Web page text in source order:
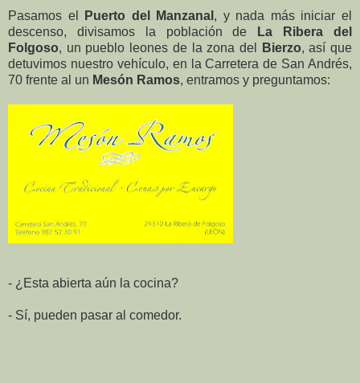
Pasamos el Puerto del Manzanal , y nada más iniciar el
descenso, divisamos la población de
La Ribera del
Folgoso, un pueblo leones de la zona del Bierzo, así que
detuvimos nuestro vehículo, en la Carretera de San Andrés,
70 frente al un Mesón Ramos, entramos y preguntamos:
- ¿Esta abierta aún la cocina?
- Sí, pueden pasar al comedor.